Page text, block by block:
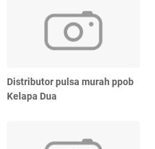
Distributor pulsa murah ppob
Kelapa Dua